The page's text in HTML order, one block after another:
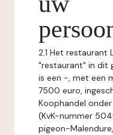
2.1 Het restaurant
"restaurant" in dit
is een -, met een
7500 euro,
Koophandel
(KvK-nummer
pigeon-